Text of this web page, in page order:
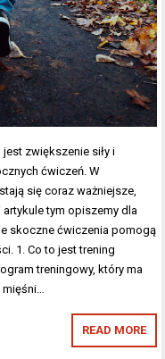
zwiększenie siły i
ćwiczeń. W
się coraz ważniejsze,
tym opiszemy dla
skoczne ćwiczenia pomogą
1. Co to jest trening
treningowy, który ma
mięśni…
READ MORE